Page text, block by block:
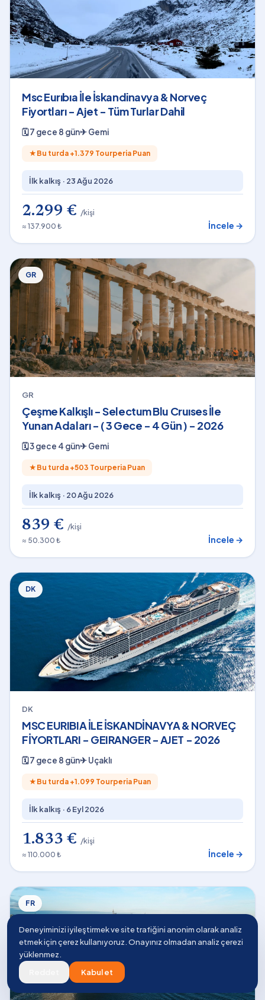
Msc Eurıbıa İle İskandinavya & Norveç
Fiyortları - Ajet - Tüm Turlar Dahil
🗓7 gece 8 gün✈Gemi
★ Bu turda +1.379 Tourperia Puan
İlk kalkış · 23 Ağu 2026
2.299 € /kişi
≈ 137.900 ₺
İncele →
GR
GR
Çeşme Kalkışlı - Selectum Blu Cruıses İle
Yunan Adaları - ( 3 Gece - 4 Gün ) - 2026
🗓3 gece 4 gün✈Gemi
★ Bu turda +503 Tourperia Puan
İlk kalkış · 20 Ağu 2026
839 € /kişi
≈ 50.300 ₺
İncele →
DK
DK
MSC EURIBIA İLE İSKANDİNAVYA & NORVEÇ
FİYORTLARI - GEIRANGER - AJET - 2026
🗓7 gece 8 gün✈Uçaklı
★ Bu turda +1.099 Tourperia Puan
İlk kalkış · 6 Eyl 2026
1.833 € /kişi
≈ 110.000 ₺
İncele →
FR
Deneyiminizi iyileştirmek ve site trafiğini anonim olarak analiz
etmek için çerez kullanıyoruz. Onayınız olmadan analiz çerezi
yüklenmez.
Kabul et